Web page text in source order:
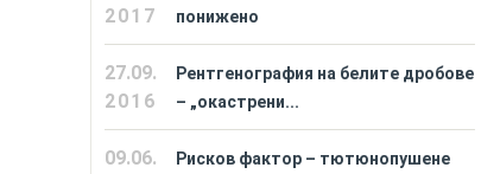
2017
понижено
27.09.
2016
Рентгенография на белите дробове
– „окастрени...
09.06.
Рисков фактор – тютюнопушене